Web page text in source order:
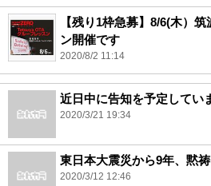
【残り1枠急募】8/6(木）
ン開催です
2020/8/2 11:14
近日中に告知を予定してい
2020/3/21 19:34
東日本大震災から9年、黙
2020/3/12 12:46